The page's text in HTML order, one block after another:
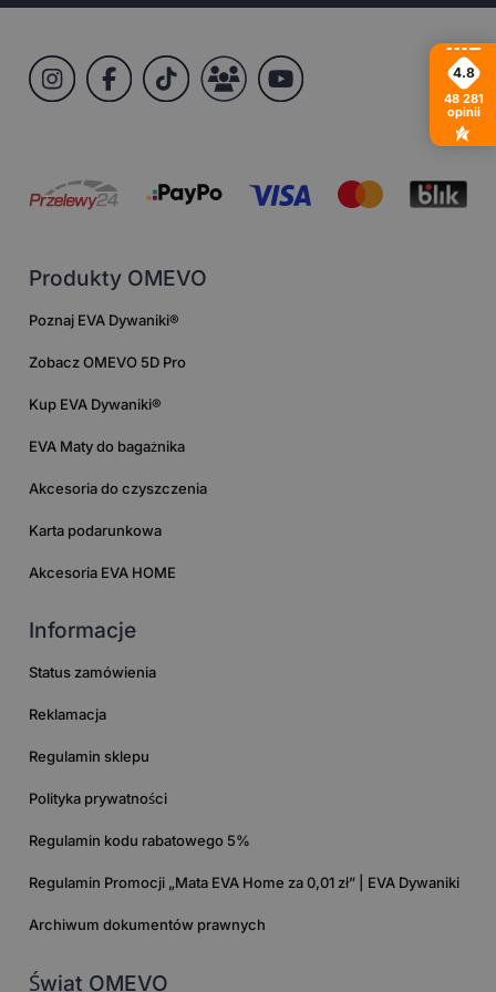
Produkty OMEVO
Poznaj EVA Dywaniki®
Zobacz OMEVO 5D Pro
Kup EVA Dywaniki®
EVA Maty do bagażnika
Akcesoria do czyszczenia
Karta podarunkowa
Akcesoria EVA HOME
Informacje
Status zamówienia
Reklamacja
Regulamin sklepu
Polityka prywatności
Regulamin kodu rabatowego 5%
Regulamin Promocji „Mata EVA Home za 0,01 zł” | EVA Dywaniki
Archiwum dokumentów prawnych
Świat OMEVO
4.8
48 281
opinii